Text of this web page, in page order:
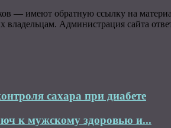
— имеют обратную ссылку на
Администрация сайта
сахара при диабете
к мужскому здоровью и...